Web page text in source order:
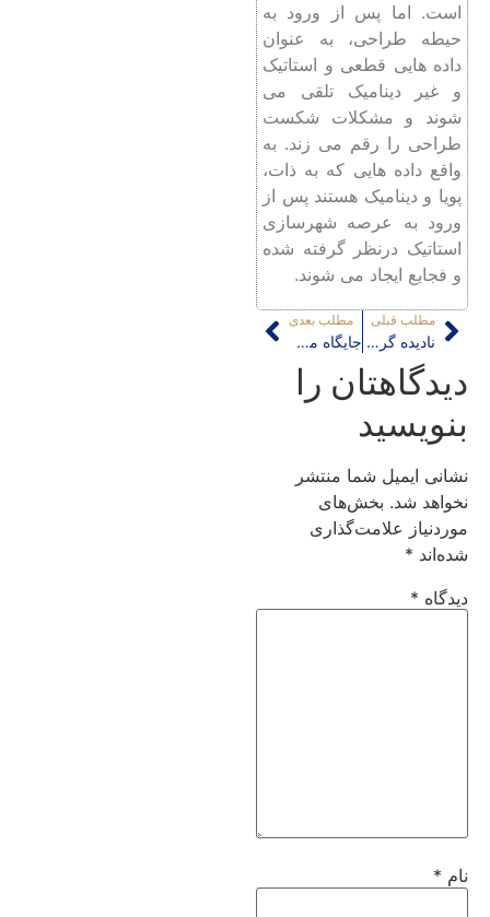
است. اما پس از ورود به
حیطه طراحی، به عنوان
داده هایی قطعی و استاتیک
و غیر دینامیک تلقی می
شوند و مشکلات شکست
طراحی را رقم می زند. به
واقع داده هایی که به ذات،
پویا و دینامیک هستند پس از
ورود به عرصه شهرسازی
استاتیک درنظر گرفته شده
و فجایع ایجاد می شوند.
مطلب قبلی
نادیده گرفتن عنصر لبه در منظر رودخانه کارون
مطلب بعدی
جایگاه معماران منظر در فضای حرفه ای
دیدگاهتان را
بنویسید
نشانی ایمیل شما منتشر
نخواهد شد. بخش‌های
موردنیاز علامت‌گذاری
شده‌اند *
دیدگاه *
نام *